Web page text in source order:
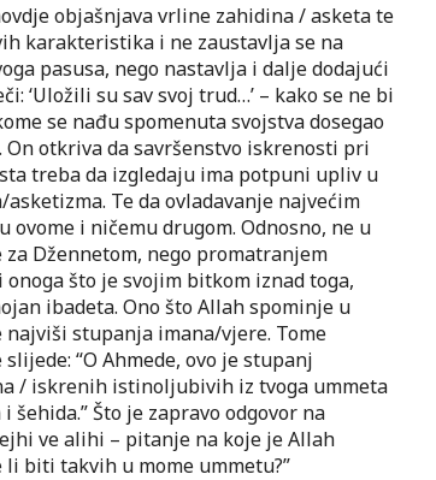
objašnjava vrline zahidina / asketa te
karakteristika i ne zaustavlja se na
pasusa, nego nastavlja i dalje dodajući
‘Uložili su sav svoj trud…’ – kako se ne bi
se nađu spomenuta svojstva dosegao
otkriva da savršenstvo iskrenosti pri
treba da izgledaju ima potpuni upliv u
Te da ovladavanje najvećim
ovome i ničemu drugom. Odnosno, ne u
Džennetom, nego promatranjem
što je svojim bitkom iznad toga,
ibadeta. Ono što Allah spominje u
najviši stupanja imana/vjere. Tome
“O Ahmede, ovo je stupanj
/ iskrenih istinoljubivih iz tvoga ummeta
Što je zapravo odgovor na
ve alihi – pitanje na koje je Allah
li biti takvih u mome ummetu?”